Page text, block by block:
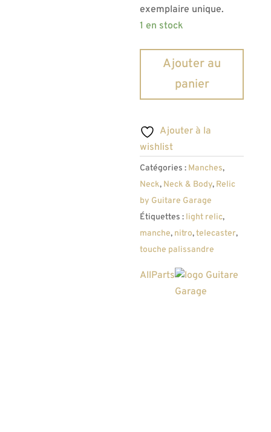
exemplaire unique.
1 en stock
quantité
Telecaster
Touche
Palissandre
21
Frettes
Radius
10
Vernis
et
Ajouter au
panier
Ajouter à la
wishlist
Catégories : Manches,
Neck, Neck & Body, Relic
by Guitare Garage
Étiquettes : light relic,
manche, nitro,telecaster,
touche palissandre
AllParts